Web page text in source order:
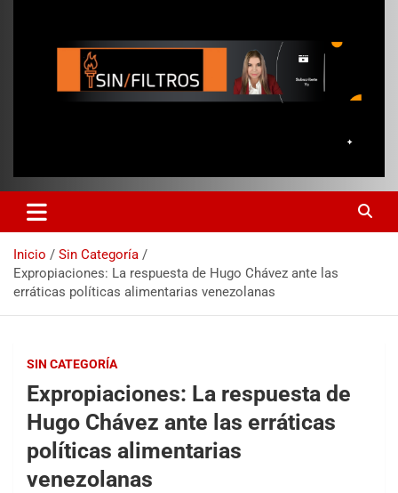
Inicio
Sin Categoría
Expropiaciones: La respuesta de Hugo Chávez ante las
erráticas políticas alimentarias venezolanas
SIN CATEGORÍA
Expropiaciones: La respuesta de
Hugo Chávez ante las erráticas
políticas alimentarias
venezolanas